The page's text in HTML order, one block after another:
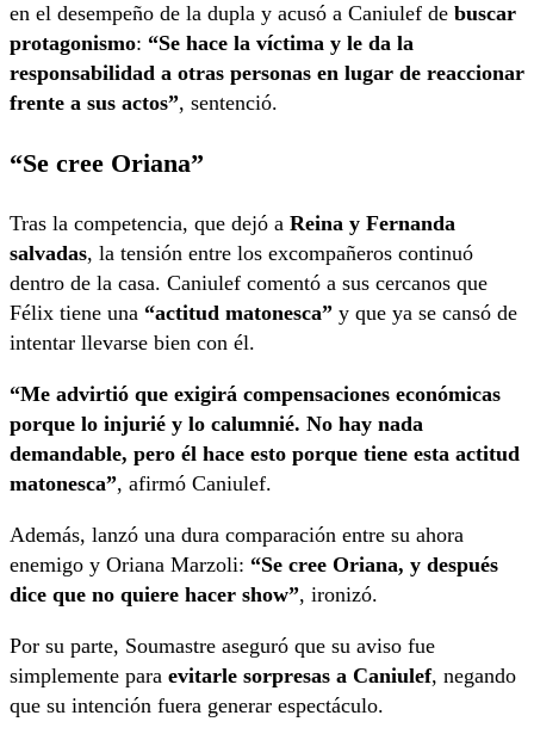
en el desempeño de la dupla y acusó a Caniulef de buscar
protagonismo: “Se hace la víctima y le da la
responsabilidad a otras personas en lugar de reaccionar
frente a sus actos”, sentenció.
“Se cree Oriana”
Tras la competencia, que dejó a Reina y Fernanda
salvadas, la tensión entre los excompañeros continuó
dentro de la casa. Caniulef comentó a sus cercanos que
Félix tiene una “actitud matonesca” y que ya se cansó de
intentar llevarse bien con él.
“Me advirtió que exigirá compensaciones económicas
porque lo injurié y lo calumnié. No hay nada
demandable, pero él hace esto porque tiene esta actitud
matonesca”, afirmó Caniulef.
Además, lanzó una dura comparación entre su ahora
enemigo y Oriana Marzoli: “Se cree Oriana, y después
dice que no quiere hacer show”, ironizó.
Por su parte, Soumastre aseguró que su aviso fue
simplemente para evitarle sorpresas a Caniulef, negando
que su intención fuera generar espectáculo.